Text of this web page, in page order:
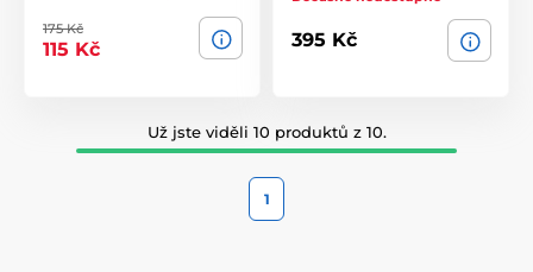
175 Kč
115 Kč 395 Kč
Už jste viděli 10 produktů z 10.
1